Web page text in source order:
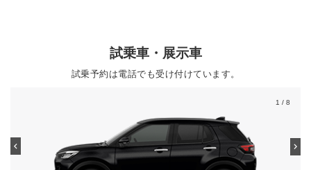
試乗車・展示車
試乗予約は電話でも受け付けています。
1 / 8